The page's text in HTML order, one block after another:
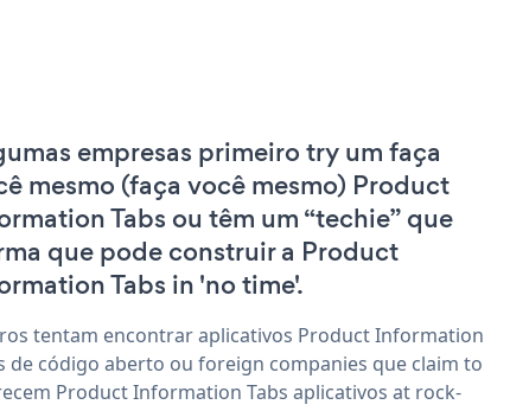
empresas primeiro try um faça
mesmo (faça você mesmo) Product
Tabs ou têm um “techie” que
que pode construir a Product
Tabs in 'no time'.
tentam encontrar aplicativos Product Information
de código aberto ou foreign companies que claim to
Product Information Tabs aplicativos at rock-